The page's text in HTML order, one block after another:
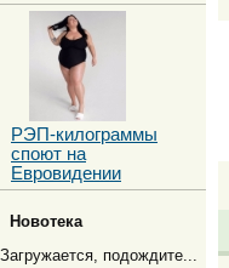
РЭП-килограммы
споют на
Евровидении
Новотека
Загружается, подождите...